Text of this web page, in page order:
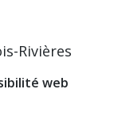
Rivières
web